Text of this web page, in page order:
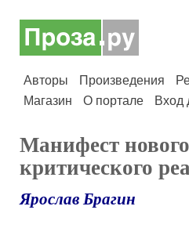
Авторы Произведения
Магазин
О портале Вход
Манифест
критического
Ярослав Брагин